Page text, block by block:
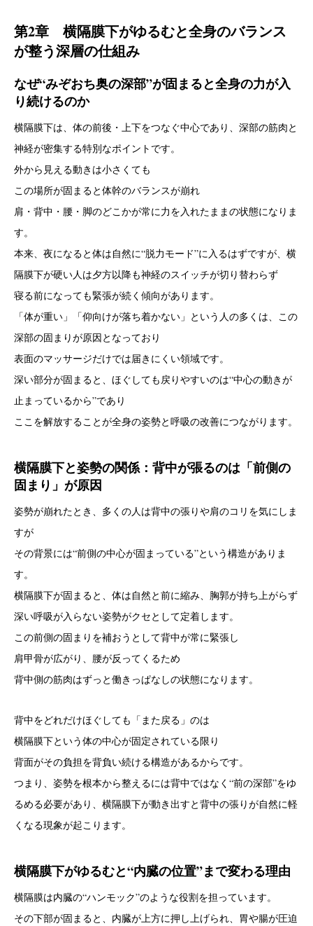
第2章 横隔膜下がゆるむと全身のバランス
が整う深層の仕組み
なぜ“みぞおち奥の深部”が固まると全身の力が入
り続けるのか
横隔膜下は、体の前後・上下をつなぐ中心であり、深部の筋肉と
神経が密集する特別なポイントです。
外から見える動きは小さくても
この場所が固まると体幹のバランスが崩れ
肩・背中・腰・脚のどこかが常に力を入れたままの状態になりま
す。
本来、夜になると体は自然に“脱力モード”に入るはずですが、横
隔膜下が硬い人は夕方以降も神経のスイッチが切り替わらず
寝る前になっても緊張が続く傾向があります。
「体が重い」「仰向けが落ち着かない」という人の多くは、この
深部の固まりが原因となっており
表面のマッサージだけでは届きにくい領域です。
深い部分が固まると、ほぐしても戻りやすいのは“中心の動きが
止まっているから”であり
ここを解放することが全身の姿勢と呼吸の改善につながります。
横隔膜下と姿勢の関係：背中が張るのは「前側の
固まり」が原因
姿勢が崩れたとき、多くの人は背中の張りや肩のコリを気にしま
すが
その背景には“前側の中心が固まっている”という構造がありま
す。
横隔膜下が固まると、体は自然と前に縮み、胸郭が持ち上がらず
深い呼吸が入らない姿勢がクセとして定着します。
この前側の固まりを補おうとして背中が常に緊張し
肩甲骨が広がり、腰が反ってくるため
背中側の筋肉はずっと働きっぱなしの状態になります。
背中をどれだけほぐしても「また戻る」のは
横隔膜下という体の中心が固定されている限り
背面がその負担を背負い続ける構造があるからです。
つまり、姿勢を根本から整えるには背中ではなく“前の深部”をゆ
るめる必要があり、横隔膜下が動き出すと背中の張りが自然に軽
くなる現象が起こります。
横隔膜下がゆるむと“内臓の位置”まで変わる理由
横隔膜は内臓の“ハンモック”のような役割を担っています。
その下部が固まると、内臓が上方に押し上げられ、胃や腸が圧迫